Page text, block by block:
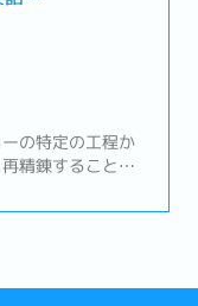
全般をマネジメ
調整および経営
開拓、売上・利
理を通じた経営
マネジメント、
設備投資や生産
あり
の特定の工程か
精錬することで
ムマネジメン
経営陣への報告